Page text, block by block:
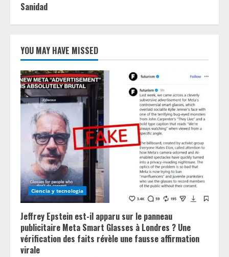
Sanidad
YOU MAY HAVE MISSED
Ciencia y tecnologia
Jeffrey Epstein est-il apparu sur le panneau
publicitaire Meta Smart Glasses à Londres ? Une
vérification des faits révèle une fausse affirmation
virale